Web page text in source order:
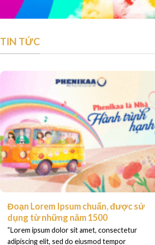
TIN TỨC
Đoạn Lorem Ipsum chuẩn, được sử
dụng từ những năm 1500
“Lorem ipsum dolor sit amet, consectetur
adipiscing elit, sed do eiusmod tempor